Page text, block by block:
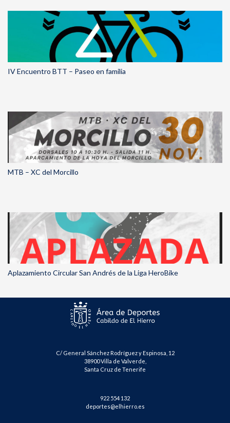
IV Encuentro BTT – Paseo en familia
MTB – XC del Morcillo
Aplazamiento Circular San Andrés de la Liga HeroBike
C/ General Sánchez Rodríguez y Espinosa, 12
38900 Villa de Valverde,
Santa Cruz de Tenerife
922 554 132
deportes@elhierro.es